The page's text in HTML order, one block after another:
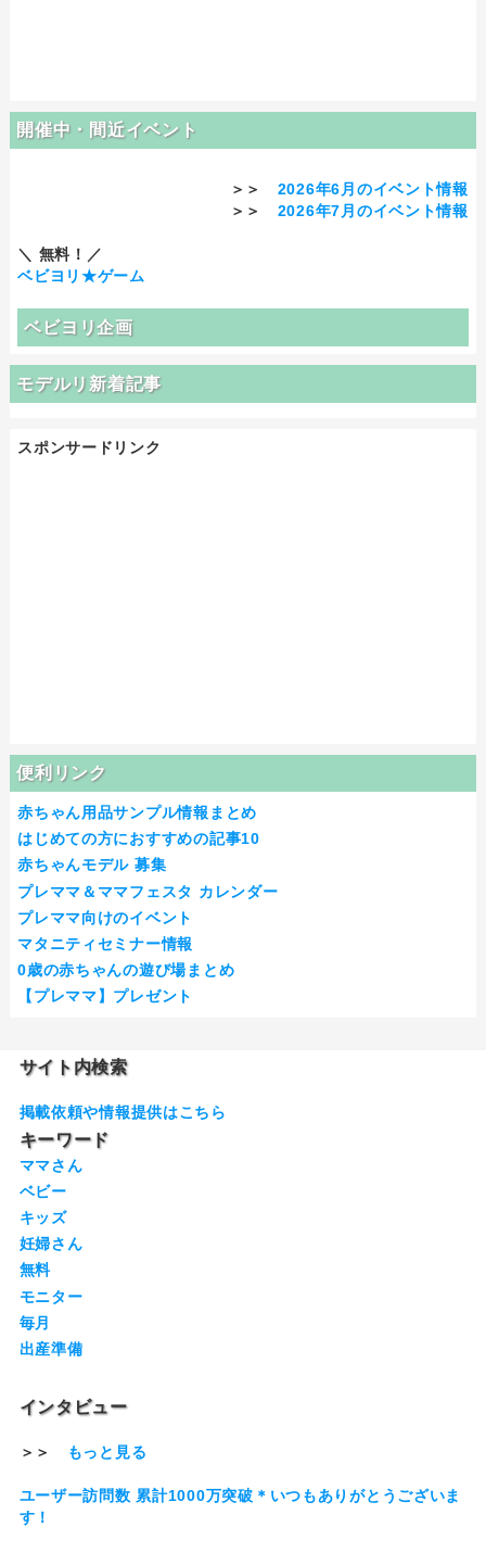
開催中・間近イベント
＞＞ 2026年6月のイベント情報
＞＞ 2026年7月のイベント情報
＼ 無料！／
ベビヨリ★ゲーム
ベビヨリ企画
モデルリ新着記事
スポンサードリンク
便利リンク
赤ちゃん用品サンプル情報まとめ
はじめての方におすすめの記事10
赤ちゃんモデル 募集
プレママ＆ママフェスタ カレンダー
プレママ向けのイベント
マタニティセミナー情報
0歳の赤ちゃんの遊び場まとめ
【プレママ】プレゼント
サイト内検索
掲載依頼や情報提供はこちら
キーワード
ママさん
ベビー
キッズ
妊婦さん
無料
モニター
毎月
出産準備
インタビュー
＞＞ もっと見る
ユーザー訪問数 累計1000万突破＊いつもありがとうございま
す！